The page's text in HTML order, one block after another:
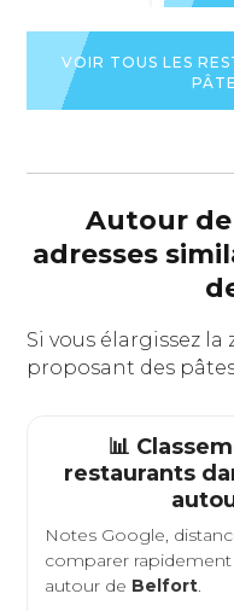
FICHE
DU
VOIR TOUS LES
Autour
adresses
Si vous élargissez
proposant des
📊
restaurants
Notes Google,
comparer rapidement
autour de Belfort.